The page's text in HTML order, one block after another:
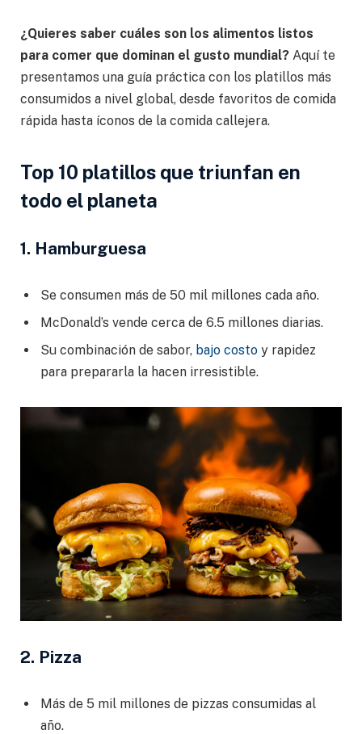
¿Quieres saber cuáles son los alimentos listos
para comer que dominan el gusto mundial? Aquí te
presentamos una guía práctica con los platillos más
consumidos a nivel global, desde favoritos de comida
rápida hasta íconos de la comida callejera.
Top 10 platillos que triunfan en
todo el planeta
1. Hamburguesa
Se consumen más de 50 mil millones cada año.
McDonald’s vende cerca de 6.5 millones diarias.
Su combinación de sabor, bajo costo y rapidez
para prepararla la hacen irresistible.
2. Pizza
Más de 5 mil millones de pizzas consumidas al
año.